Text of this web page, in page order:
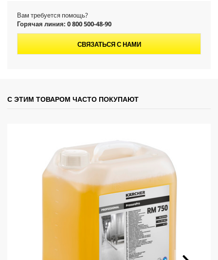
Вам требуется помощь?
Горячая линия: 0 800 500-48-90
СВЯЗАТЬСЯ С НАМИ
С ЭТИМ ТОВАРОМ ЧАСТО ПОКУПАЮТ